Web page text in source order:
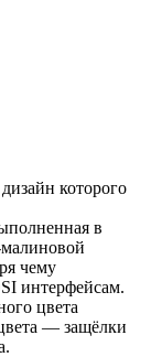
дизайн которого
в
чему
интерфейсам.
цвета
— защёлки